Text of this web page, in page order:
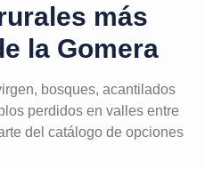
más
la Gomera
bosques, acantilados
perdidos en valles entre
del catálogo de opciones